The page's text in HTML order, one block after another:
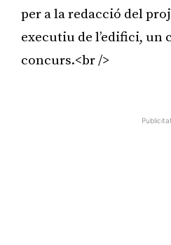
per a la redacció del
executiu de l’edifici, un
concurs.<br />
Publicitat